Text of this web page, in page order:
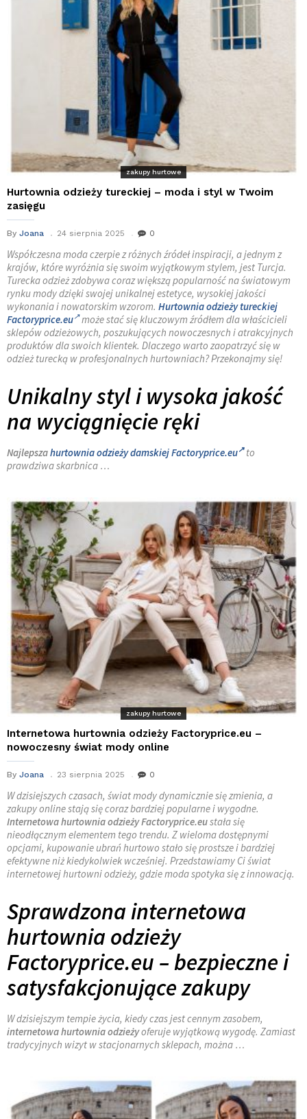
zakupy hurtowe
Hurtownia odzieży tureckiej – moda i styl w Twoim
zasięgu
By Joana 24 sierpnia 2025 0
Współczesna moda czerpie z różnych źródeł inspiracji, a jednym z
krajów, które wyróżnia się swoim wyjątkowym stylem, jest Turcja.
Turecka odzież zdobywa coraz większą popularność na światowym
rynku mody dzięki swojej unikalnej estetyce, wysokiej jakości
wykonania i nowatorskim wzorom. Hurtownia odzieży tureckiej
Factoryprice.eu może stać się kluczowym źródłem dla właścicieli
sklepów odzieżowych, poszukujących nowoczesnych i atrakcyjnych
produktów dla swoich klientek. Dlaczego warto zaopatrzyć się w
odzież turecką w profesjonalnych hurtowniach? Przekonajmy się!
Unikalny styl i wysoka jakość
na wyciągnięcie ręki
Najlepszahurtownia odzieży damskiej Factoryprice.eu to
prawdziwa skarbnica …
zakupy hurtowe
Internetowa hurtownia odzieży Factoryprice.eu –
nowoczesny świat mody online
By Joana 23 sierpnia 2025 0
W dzisiejszych czasach, świat mody dynamicznie się zmienia, a
zakupy online stają się coraz bardziej popularne i wygodne.
Internetowa hurtownia odzieży Factoryprice.eustała się
nieodłącznym elementem tego trendu. Z wieloma dostępnymi
opcjami, kupowanie ubrań hurtowo stało się prostsze i bardziej
efektywne niż kiedykolwiek wcześniej. Przedstawiamy Ci świat
internetowej hurtowni odzieży, gdzie moda spotyka się z innowacją.
Sprawdzona internetowa
hurtownia odzieży
Factoryprice.eu – bezpieczne i
satysfakcjonujące zakupy
W dzisiejszym tempie życia, kiedy czas jest cennym zasobem,
internetowa hurtownia odzieżyoferuje wyjątkową wygodę. Zamiast
tradycyjnych wizyt w stacjonarnych sklepach, można …